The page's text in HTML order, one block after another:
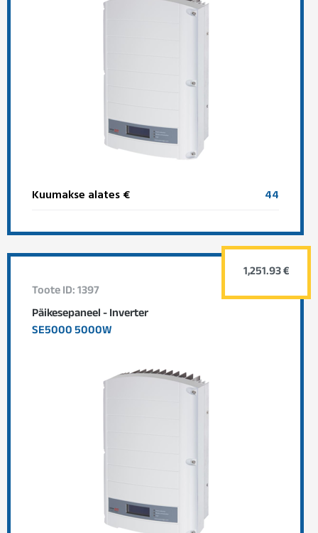
Kuumakse alates € 44
Toote ID: 1397
Päikesepaneel - Inverter
SE5000 5000W
1,251.93 €